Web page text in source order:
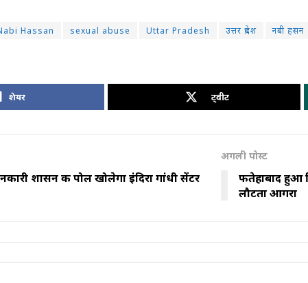
Hassan sexual abuse Uttar Pradesh उत्तर प्रदेश नबी हसन
शेयर ट्वीट
शासन की पोल खोलेगा इंदिरा गांधी सेंटर
अगली पोस्ट
फतेहाबाद हुआ
लौटता आगरा